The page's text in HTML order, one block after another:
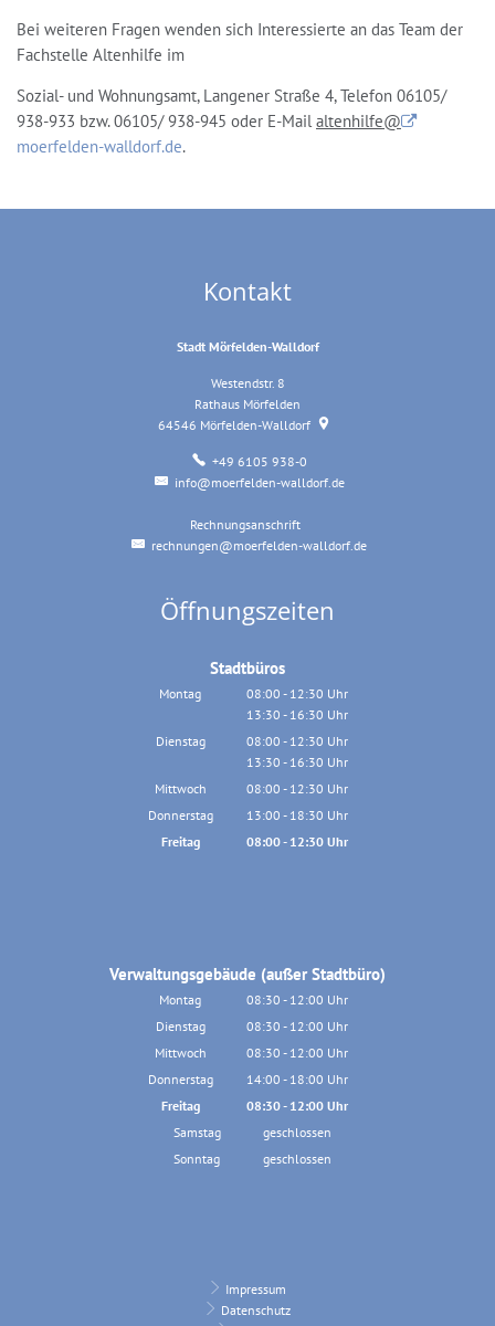
Bei weiteren Fragen wenden sich Interessierte an das Team der
Fachstelle Altenhilfe im
Sozial- und Wohnungsamt, Langener Straße 4, Telefon 06105/
938-933 bzw. 06105/ 938-945 oder E-Mail altenhilfe@
moerfelden-walldorf.de.
Kontakt
Stadt Mörfelden-Walldorf
Westendstr. 8
Rathaus Mörfelden
64546 Mörfelden-Walldorf
+49 6105 938-0
info@moerfelden-walldorf.de
Rechnungsanschrift
rechnungen@moerfelden-walldorf.de
Öffnungszeiten
Stadtbüros
Montag 08:00 - 12:30 Uhr
Von 08:00 bis 12:30 Uhr
13:30 - 16:30 Uhr
Von 13:30 bis 16:30 Uhr
Dienstag 08:00 - 12:30 Uhr
Von 08:00 bis 12:30 Uhr
13:30 - 16:30 Uhr
Von 13:30 bis 16:30 Uhr
Mittwoch 08:00 - 12:30 Uhr
Von 08:00 bis 12:30 Uhr
Donnerstag 13:00 - 18:30 Uhr
Von 13:00 bis 18:30 Uhr
Freitag 08:00- 12:30 Uhr
Verwaltungsgebäude (außer Stadtbüro)
Montag 08:30 - 12:00 Uhr
Von 08:30 bis 12:00 Uhr
Dienstag 08:30 - 12:00 Uhr
Von 08:30 bis 12:00 Uhr
Mittwoch 08:30 - 12:00 Uhr
Von 08:30 bis 12:00 Uhr
Donnerstag 14:00 - 18:00 Uhr
Von 14:00 bis 18:00 Uhr
Freitag 08:30- 12:00 Uhr
Samstag
geschlossen
Sonntag
geschlossen
Impressum
Datenschutz